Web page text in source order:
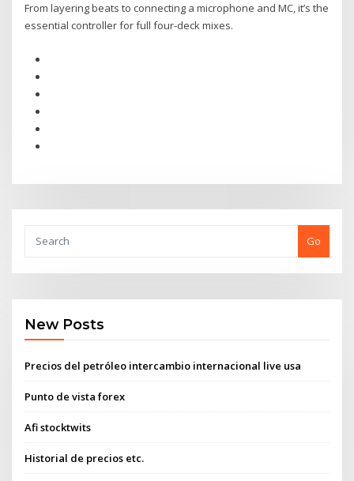
From layering beats to connecting a microphone and MC, it’s the
essential controller for full four-deck mixes.
Go
New Posts
Precios del petróleo intercambio internacional live usa
Punto de vista forex
Afi stocktwits
Historial de precios etc.